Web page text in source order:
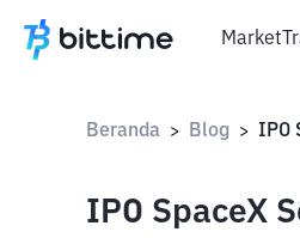
Market
Beranda > Blog >
IPO SpaceX